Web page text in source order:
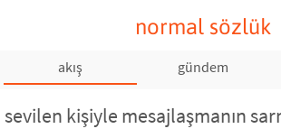
normal sözlük
akış gündem
sevilen kişiyle mesajlaşmanın